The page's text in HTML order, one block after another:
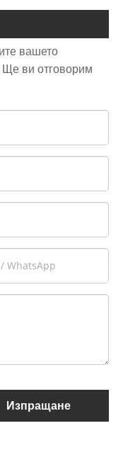
вашето
ви отговорим
Изпращане